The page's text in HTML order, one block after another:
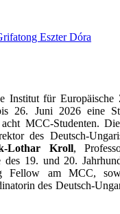
Eszter Dóra
Institut für Europäische
26. Juni 2026 eine
MCC-Studenten.
des Deutsch-
Lothar Kroll,
des 19. und 20.
Fellow am MCC,
des Deutsch-